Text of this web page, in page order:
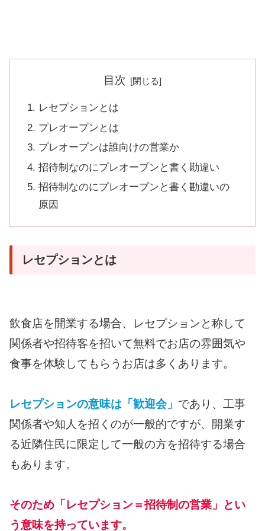
目次
レセプションとは
プレオープンとは
プレオープンは誰向けの営業か
招待制なのにプレオープンと書く勘違い
招待制なのにプレオープンと書く勘違いの
原因
レセプションとは
飲食店を開業する場合、レセプションと称して
関係者や招待客を招いて無料でお店の雰囲気や
食事を体験してもらうお店は多くあります。
レセプションの意味は「歓迎会」 であり、工事
関係者や知人を招くのが一般的ですが、開業す
る近隣住民に限定して一般の方を招待する場合
もあります。
そのため「レセプション＝招待制の営業」とい
う意味を持っています。